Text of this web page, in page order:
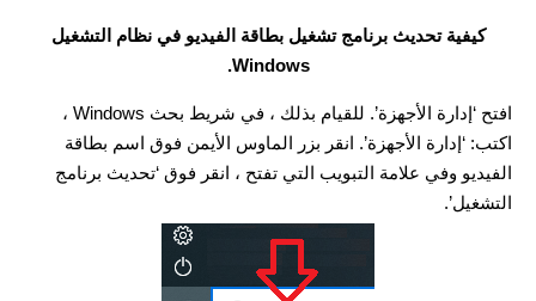
كيفية تحديث برنامج تشغيل بطاقة الفيديو في نظام التشغيل
Windows.
افتح ‘إدارة الأجهزة’. للقيام بذلك ، في شريط بحث Windows ،
اكتب: ‘إدارة الأجهزة’. انقر بزر الماوس الأيمن فوق اسم بطاقة
الفيديو وفي علامة التبويب التي تفتح ، انقر فوق ‘تحديث برنامج
التشغيل’.